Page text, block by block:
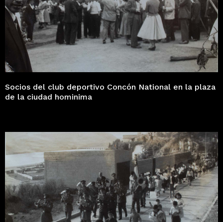
Socios del club deportivo Concón National en la plaza
de la ciudad hominima